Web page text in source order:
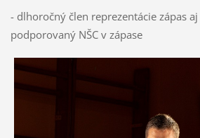
- dlhoročný člen reprezentácie zápas
podporovaný NŠC v zápase